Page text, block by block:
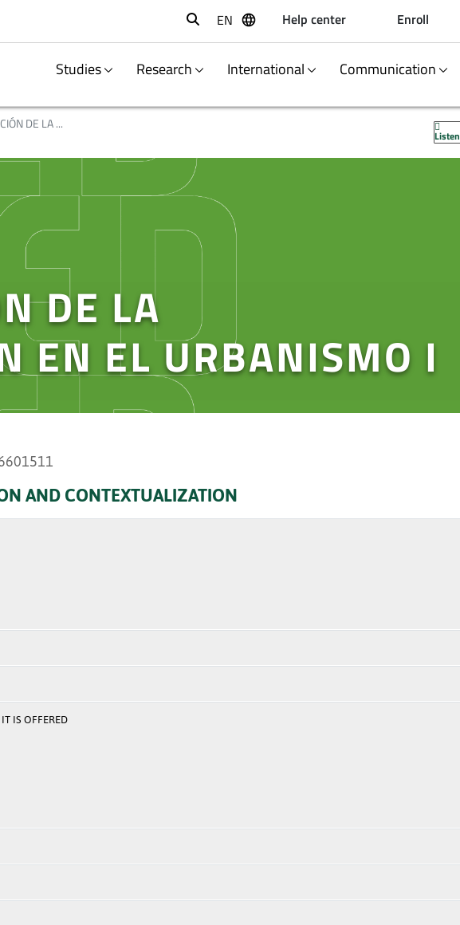
Buscar
EN Help center Enroll
Studies Research International Communication
DE LA ...
Listen
DE LA
EN EL URBANISMO I
AND CONTEXTUALIZATION
IS OFFERED